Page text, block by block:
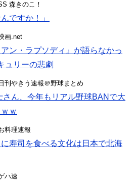
森きのこ！
ですか！」
画.net
アン・ラプソディ』が語らなかっ
ュリーの悲劇
刊やきう速報＠野球まとめ
さん、今年もリアル野球BANで大
ｗ
料理速報
寿司を食べる文化は日本で北海
ハ速